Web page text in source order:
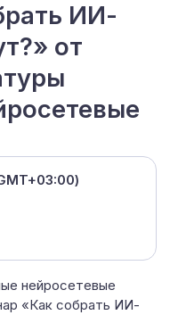
ИИ-
от
нейросетевые
«Как собрать ИИ-